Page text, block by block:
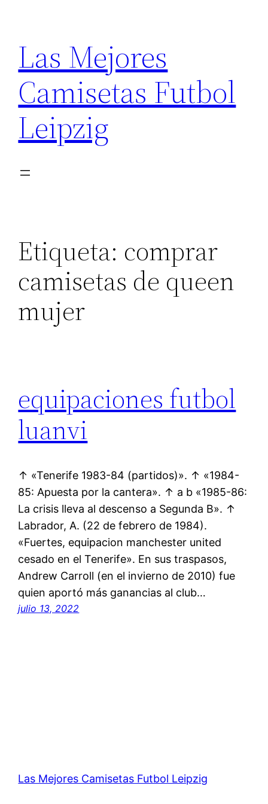
contenido
Las Mejores
Camisetas Futbol
Leipzig
Etiqueta: comprar
camisetas de queen
mujer
equipaciones futbol
luanvi
↑ «Tenerife 1983-84 (partidos)». ↑ «1984-
85: Apuesta por la cantera». ↑ a b «1985-86:
La crisis lleva al descenso a Segunda B». ↑
Labrador, A. (22 de febrero de 1984).
«Fuertes, equipacion manchester united
cesado en el Tenerife». En sus traspasos,
Andrew Carroll (en el invierno de 2010) fue
quien aportó más ganancias al club…
julio 13, 2022
Las Mejores Camisetas Futbol Leipzig